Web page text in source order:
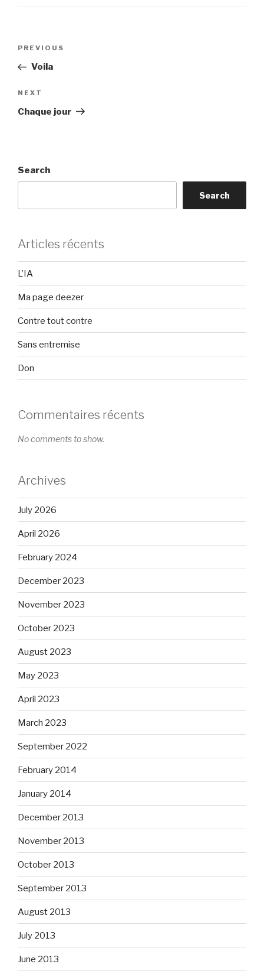
Previous
Post
PREVIOUS
Voila
Next
Post
NEXT
Chaque jour
Search
Search
Articles récents
L’IA
Ma page deezer
Contre tout contre
Sans entremise
Don
Commentaires récents
No comments to show.
Archives
July 2026
April 2026
February 2024
December 2023
November 2023
October 2023
August 2023
May 2023
April 2023
March 2023
September 2022
February 2014
January 2014
December 2013
November 2013
October 2013
September 2013
August 2013
July 2013
June 2013